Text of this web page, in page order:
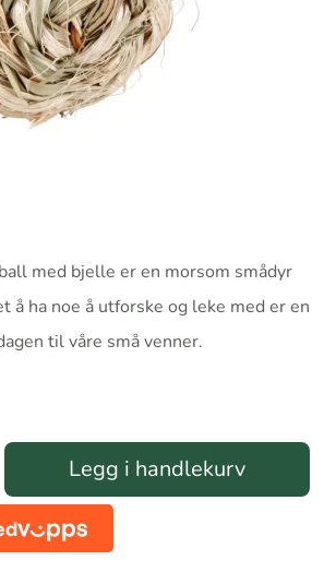
med bjelle er en morsom smådyr
å ha noe å utforske og leke med er en
til våre små venner.
Legg i handlekurv